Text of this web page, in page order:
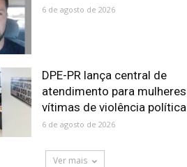
6 de agosto de 2026
DPE-PR lança central de
atendimento para mulheres
vítimas de violência política
6 de agosto de 2026
Ver mais